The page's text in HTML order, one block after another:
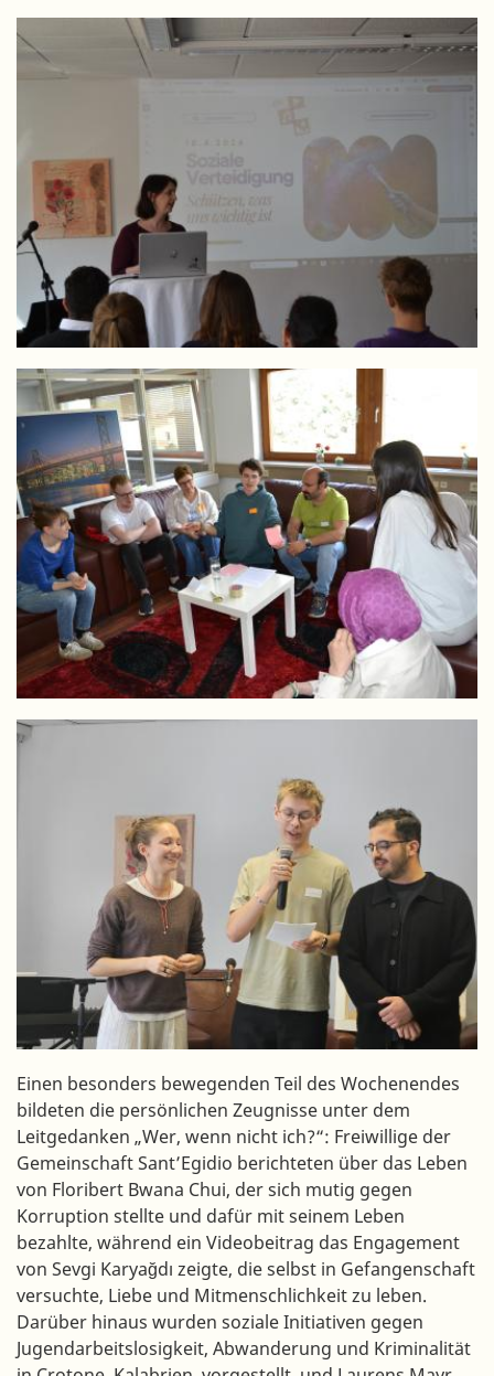
Einen besonders bewegenden Teil des Wochenendes
bildeten die persönlichen Zeugnisse unter dem
Leitgedanken „Wer, wenn nicht ich?“: Freiwillige der
Gemeinschaft Sant’Egidio berichteten über das Leben
von Floribert Bwana Chui, der sich mutig gegen
Korruption stellte und dafür mit seinem Leben
bezahlte, während ein Videobeitrag das Engagement
von Sevgi Karyağdı zeigte, die selbst in Gefangenschaft
versuchte, Liebe und Mitmenschlichkeit zu leben.
Darüber hinaus wurden soziale Initiativen gegen
Jugendarbeitslosigkeit, Abwanderung und Kriminalität